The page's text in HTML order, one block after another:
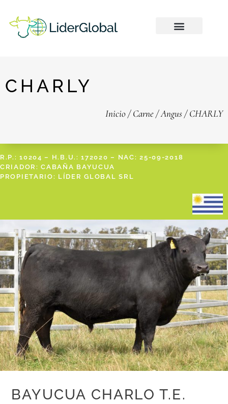
CHARLY
Inicio /Carne /Angus / CHARLY
R.P.: 10204 – H.B.U.: 172020 – NAC: 25-09-2018
CRIADOR: CABAÑA BAYUCUA
PROPIETARIO: LÍDER GLOBAL SRL
BAYUCUA CHARLO T.E.